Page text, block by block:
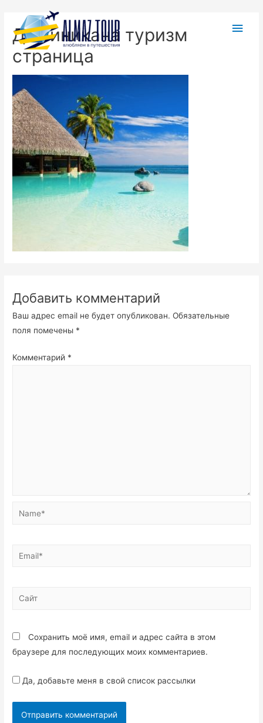
Доминикана туризм
страница
Добавить комментарий
Ваш адрес email не будет опубликован. Обязательные
поля помечены *
Комментарий *
Сохранить моё имя, email и адрес сайта в этом
браузере для последующих моих комментариев.
Да, добавьте меня в свой список рассылки